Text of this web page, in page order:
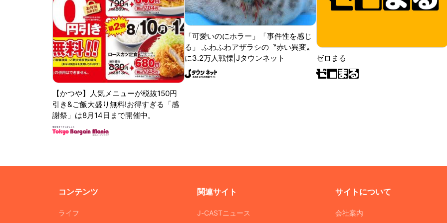
【かつや】人気メニューが税抜150円
引き&ご飯大盛り無料!お得すぎる「感
謝祭」は8月14日まで開催中。
「可愛いのにホラー」「事件性を感じ
る」 ふわふわアザラシの〝赤い異変〟
に3.2万人戦慄|Jタウンネット
ゼロまる
コンテンツ
ライフ
関連サイト
J-CASTニュース
サイトについて
会社案内